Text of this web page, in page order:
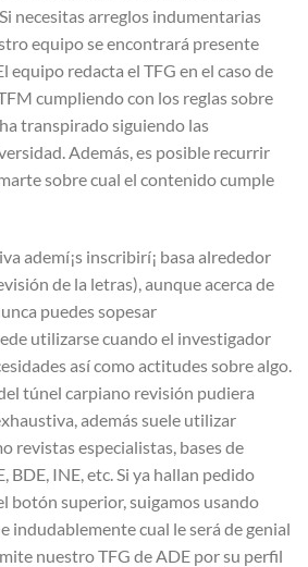
necesitas arreglos indumentarias
equipo se encontrará presente
equipo redacta el TFG en el caso de
cumpliendo con los reglas sobre
transpirado siguiendo las
Además, es posible recurrir
sobre cual el contenido cumple
ademí¡s inscribirí¡ basa alrededor
de la letras), aunque acerca de
puedes sopesar
utilizarse cuando el investigador
así­ como actitudes sobre algo.
túnel carpiano revisión pudiera
además suele utilizar
revistas especialistas, bases de
BDE, INE, etc. Si ya hallan pedido
botón superior, suigamos usando
indudablemente cual le será de genial
nuestro TFG de ADE por su perfil